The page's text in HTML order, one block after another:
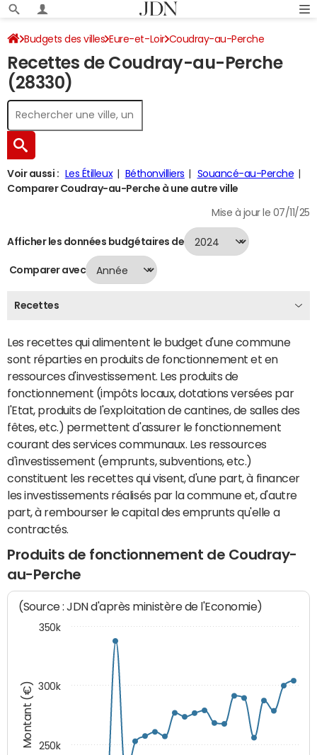
Budgets des villes Eure-et-Loir Coudray-au-Perche
Recettes 2024
Recettes de Coudray-au-Perche
(28330)
Voir aussi : Les Étilleux Béthonvilliers
Souancé-au-Perche
Comparer Coudray-au-Perche à une autre ville
Mise à jour le 07/11/25
Afficher les données budgétaires de
Comparer avec
Recettes
Les recettes qui alimentent le budget d'une commune
sont réparties en produits de fonctionnement et en
ressources d'investissement. Les produits de
fonctionnement (impôts locaux, dotations versées par
l'Etat, produits de l'exploitation de cantines, de salles des
fêtes, etc.) permettent d'assurer le fonctionnement
courant des services communaux. Les ressources
d'investissement (emprunts, subventions, etc.)
constituent les recettes qui visent, d'une part, à financer
les investissements réalisés par la commune et, d'autre
part, à rembourser le capital des emprunts qu'elle a
contractés.
Produits de fonctionnement de Coudray-
au-Perche
Montant (€)
(Source : JDN d'après ministère de l'Economie)
250k
300k
350k